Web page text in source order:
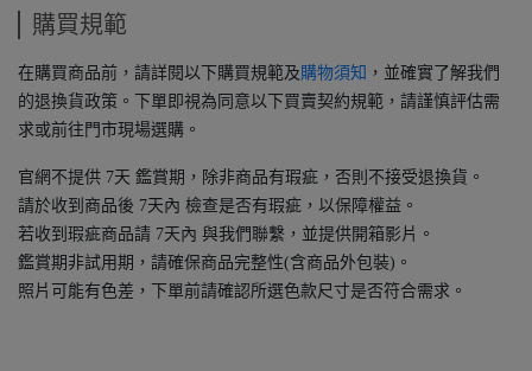
購買規範
在購買商品前，請詳閱以下購買規範及購物須知 ，並確實了解我們
的退換貨政策。下單即視為同意以下買賣契約規範，請謹慎評估需
求或前往門市現場選購。
官網不提供 7天 鑑賞期，除非商品有瑕疵，否則不接受退換貨。
請於收到商品後 7天內 檢查是否有瑕疵，以保障權益。
若收到瑕疵商品請 7天內 與我們聯繫，並提供開箱影片。
鑑賞期非試用期，請確保商品完整性(含商品外包裝)。
照片可能有色差，下單前請確認所選色款尺寸是否符合需求。